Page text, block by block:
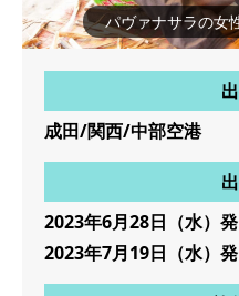
パヴァナサラの女
成田/関西/中部空港
2023年6月28日（水）
2023年7月19日（水）